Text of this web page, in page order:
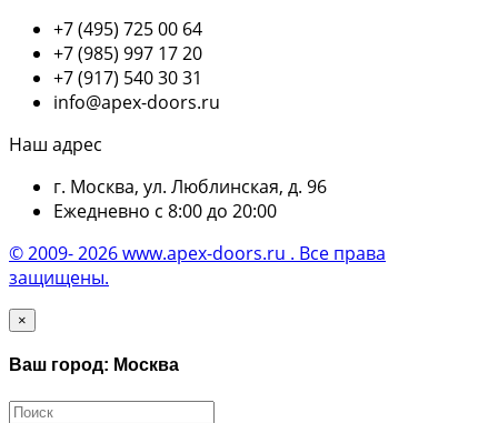
+7 (495) 725 00 64
+7 (985) 997 17 20
+7 (917) 540 30 31
info@apex-doors.ru
Наш адрес
г. Москва, ул. Люблинская, д. 96
Ежедневно с 8:00 до 20:00
© 2009- 2026 www.apex-doors.ru . Все права
защищены.
×
Ваш город: Москва